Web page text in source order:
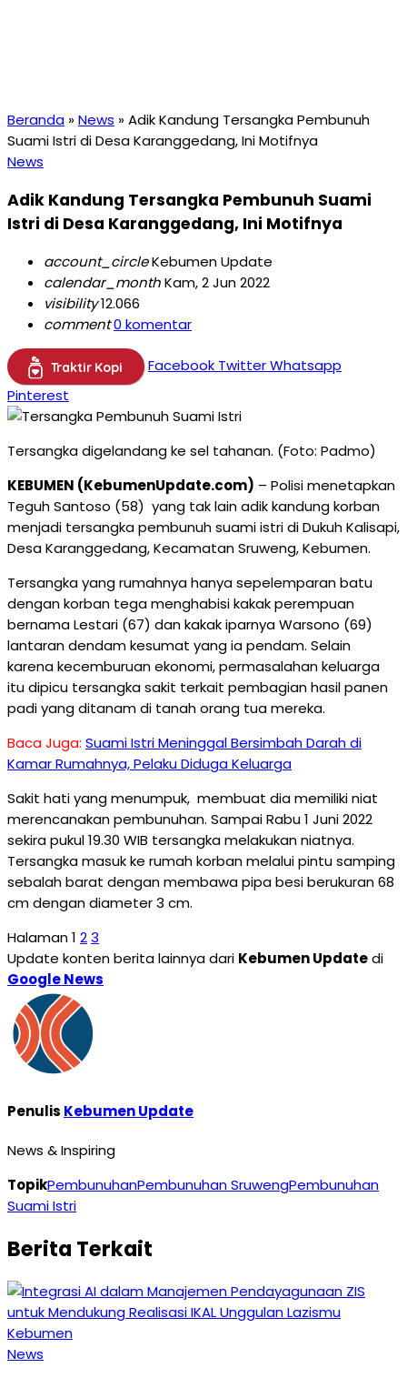
Beranda »News »Adik Kandung Tersangka Pembunuh
Suami Istri di Desa Karanggedang, Ini Motifnya
News
Adik Kandung Tersangka Pembunuh Suami
Istri di Desa Karanggedang, Ini Motifnya
account_circleKebumen Update
calendar_monthKam, 2 Jun 2022
visibility12.066
comment0 komentar
Traktir Kopi Facebook TwitterWhatsapp
Pinterest
Tersangka digelandang ke sel tahanan. (Foto: Padmo)
KEBUMEN (KebumenUpdate.com) – Polisi menetapkan
Teguh Santoso (58) yang tak lain adik kandung korban
menjadi tersangka pembunuh suami istri di Dukuh Kalisapi,
Desa Karanggedang, Kecamatan Sruweng, Kebumen.
Tersangka yang rumahnya hanya sepelemparan batu
dengan korban tega menghabisi kakak perempuan
bernama Lestari (67) dan kakak iparnya Warsono (69)
lantaran dendam kesumat yang ia pendam. Selain
karena kecemburuan ekonomi, permasalahan keluarga
itu dipicu tersangka sakit terkait pembagian hasil panen
padi yang ditanam di tanah orang tua mereka.
Baca Juga: Suami Istri Meninggal Bersimbah Darah di
Kamar Rumahnya, Pelaku Diduga Keluarga
Sakit hati yang menumpuk, membuat dia memiliki niat
merencanakan pembunuhan. Sampai Rabu 1 Juni 2022
sekira pukul 19.30 WIB tersangka melakukan niatnya.
Tersangka masuk ke rumah korban melalui pintu samping
sebalah barat dengan membawa pipa besi berukuran 68
cm dengan diameter 3 cm.
Halaman1 23
Update konten berita lainnya dari Kebumen Updatedi
Google News
Penulis Kebumen Update
News & Inspiring
TopikPembunuhanPembunuhan SruwengPembunuhan
Suami Istri
Berita Terkait
News